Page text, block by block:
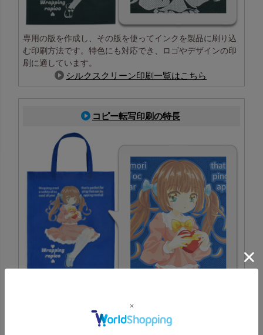
専用の版を作成し、その版を使ってインクを製品に刷り込
む印刷方法です。特色にも対応でき、ロゴやデザインの印
刷に適しています。
シルクスクリーン印刷一覧はこちら
コピー転写印刷の特長
ラー表現が可能。写真やイラストも鮮やかに再現でき、イ
ベント配布にも最適